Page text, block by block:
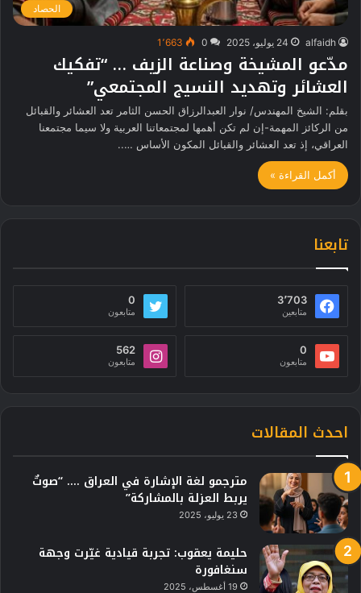
الحصاد
alfaidh 24 يوليو، 2025 0 1٬663
مدّعو المشيخة وصناعة الزيف … “تفكيك
العشائر وتهديد النسيج المجتمعي”
بقلم: الشيخ المهندس/ نوار العبدالرزاق الحسن الثامر تعد العشائر والقبائل
من الركائز المهمة-إن لم تكن أهمها لمجتمعاتنا العربية ولا سيما مجتمعنا
العراقي، إذ تعد العشائر والقبائل المكون الأساس …..
أكمل القراءة »
تابعنا
3٬703
متابعين
0
متابعون
0
متابعون
562
متابعون
احدث المقالات
مترجمو لغة الإشارة في العراق …. “صوتٌ
يربط العزلة بالمشاركة”
23 يوليو، 2025
حليمة يعقوب: تجربة قيادية غيّرت وجهة
سنغافورة
19 أغسطس، 2025